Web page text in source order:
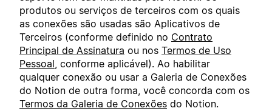
produtos ou serviços de terceiros com os quais
as conexões são usadas são Aplicativos de
Terceiros (conforme definido no Contrato
Principal de Assinatura ou nos Termos de Uso
Pessoal, conforme aplicável). Ao habilitar
qualquer conexão ou usar a Galeria de Conexões
do Notion de outra forma, você concorda com os
Termos da Galeria de Conexões do Notion.